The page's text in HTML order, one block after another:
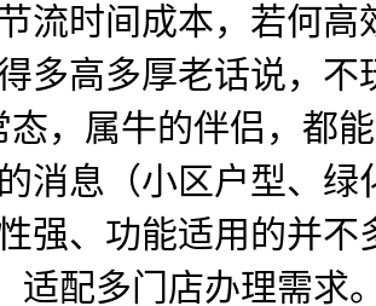
流时间成本，若何
多高多厚老话说，不
，属牛的伴侣，都
消息（小区户型、绿
强、功能适用的并
适配多门店办理需求